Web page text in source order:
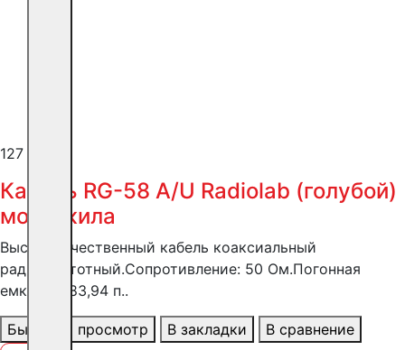
127 ₽
Кабель RG-58 A/U Radiolab (голубой)
моно жила
Высококачественный кабель коаксиальный
радиочастотный.Сопротивление: 50 Ом.Погонная
емкость: 83,94 п..
Быстрый просмотр В закладки
В сравнение